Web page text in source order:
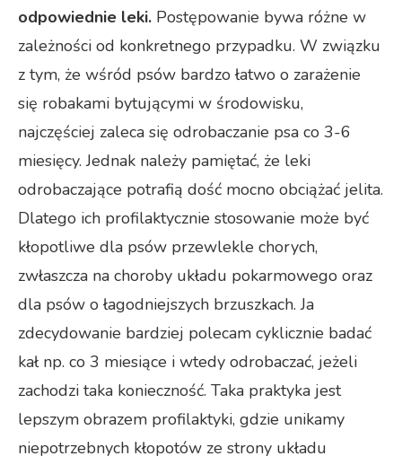
odpowiednie leki. Postępowanie bywa różne w
zależności od konkretnego przypadku. W związku
z tym, że wśród psów bardzo łatwo o zarażenie
się robakami bytującymi w środowisku,
najczęściej zaleca się odrobaczanie psa co 3-6
miesięcy. Jednak należy pamiętać, że leki
odrobaczające potrafią dość mocno obciążać jelita.
Dlatego ich profilaktycznie stosowanie może być
kłopotliwe dla psów przewlekle chorych,
zwłaszcza na choroby układu pokarmowego oraz
dla psów o łagodniejszych brzuszkach. Ja
zdecydowanie bardziej polecam cyklicznie badać
kał np. co 3 miesiące i wtedy odrobaczać, jeżeli
zachodzi taka konieczność. Taka praktyka jest
lepszym obrazem profilaktyki, gdzie unikamy
niepotrzebnych kłopotów ze strony układu